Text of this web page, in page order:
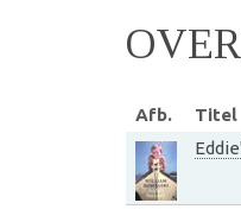
Afb. Titel